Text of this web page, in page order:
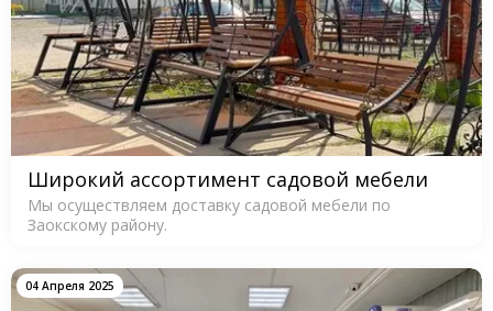
Широкий ассортимент садовой мебели
Мы осуществляем доставку садовой мебели по
Заокскому району.
04 Апреля 2025